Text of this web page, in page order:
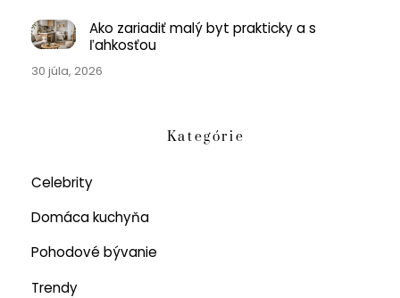
Ako zariadiť malý byt prakticky a s
ľahkosťou
30 júla, 2026
Kategórie
Celebrity
Domáca kuchyňa
Pohodové bývanie
Trendy